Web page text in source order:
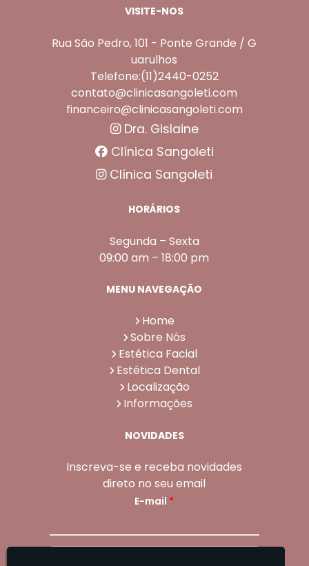
VISITE-NOS
Rua São Pedro, 101 - Ponte Grande / G
uarulhos
Telefone:(11)2440-0252
contato@clinicasangoleti.com
financeiro@clinicasangoleti.com
Dra. Gislaine
Clínica Sangoleti
Clínica Sangoleti
HORÁRIOS
Segunda – Sexta
09:00 am – 18:00 pm
MENU NAVEGAÇÃO
Home
Sobre Nós
Estética Facial
Estética Dental
Localização
Informações
NOVIDADES
Inscreva-se e receba novidades
direto no seu email
E-mail *